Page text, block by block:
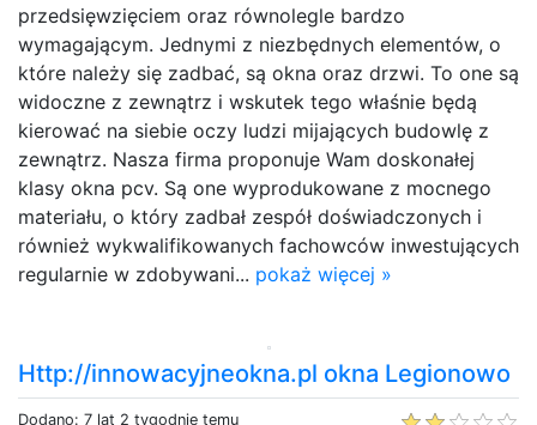
przedsięwzięciem oraz równolegle bardzo
wymagającym. Jednymi z niezbędnych elementów, o
które należy się zadbać, są okna oraz drzwi. To one są
widoczne z zewnątrz i wskutek tego właśnie będą
kierować na siebie oczy ludzi mijających budowlę z
zewnątrz. Nasza firma proponuje Wam doskonałej
klasy okna pcv. Są one wyprodukowane z mocnego
materiału, o który zadbał zespół doświadczonych i
również wykwalifikowanych fachowców inwestujących
regularnie w zdobywani... pokaż więcej »
Http://innowacyjneokna.pl okna Legionowo
Dodano: 7 lat 2 tygodnie temu